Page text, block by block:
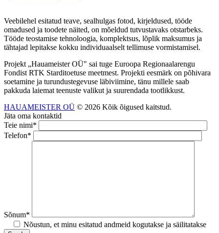
Veebilehel esitatud teave, sealhulgas fotod, kirjeldused, tööde
omadused ja toodete näited, on mõeldud tutvustavaks otstarbeks.
Tööde teostamise tehnoloogia, komplektsus, lõplik maksumus ja
tähtajad lepitakse kokku individuaalselt tellimuse vormistamisel.
Projekt „Hauameister OÜ" sai tuge Euroopa Regionaalarengu
Fondist RTK Starditoetuse meetmest. Projekti eesmärk on põhivara
soetamine ja turundustegevuse läbiviimine, tänu millele saab
pakkuda laiemat teenuste valikut ja suurendada tootlikkust.
HAUAMEISTER OÜ © 2026 Kõik õigused kaitstud.
Jäta oma kontaktid
Teie nimi*
Telefon*
Sõnum*
Nõustun, et minu esitatud andmeid kogutakse ja säilitatakse